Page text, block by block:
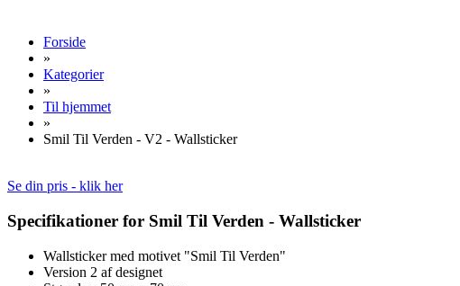
Forside
»
Kategorier
»
Til hjemmet
»
Smil Til Verden - V2 - Wallsticker
Se din pris - klik her
Specifikationer for Smil Til Verden - Wallsticker
Wallsticker med motivet "Smil Til Verden"
Version 2 af designet